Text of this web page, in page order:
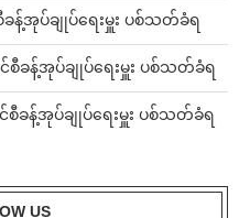
အုပ်ချုပ်ရေးမှူး ပစ်သတ်ခံရ
ခန့်အုပ်ချုပ်ရေးမှူး ပစ်သတ်ခံရ
ခန့်အုပ်ချုပ်ရေးမှူး ပစ်သတ်ခံရ
US